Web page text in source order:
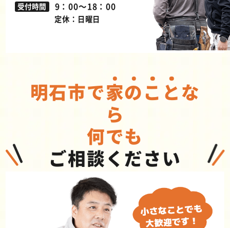
受付時間 9：00～18：00
定休：日曜日
明石市で家のこ とな
ら
何でも
ご相談ください